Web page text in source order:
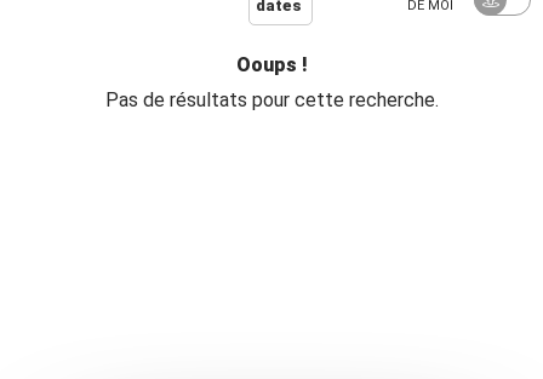
dates
DE MOI
Ooups !
Pas de résultats pour cette recherche.